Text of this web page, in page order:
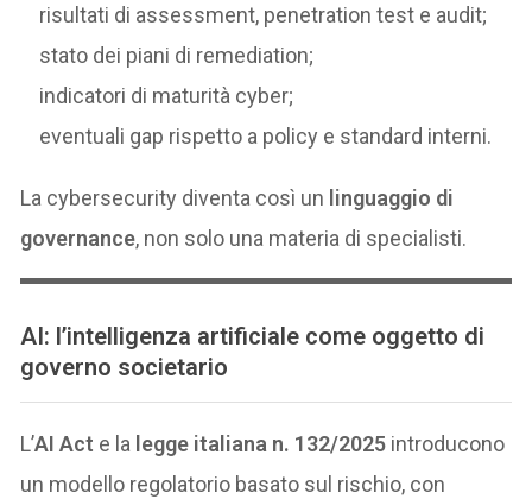
risultati di assessment, penetration test e audit;
stato dei piani di remediation;
indicatori di maturità cyber;
eventuali gap rispetto a policy e standard interni.
La cybersecurity diventa così un linguaggio di
governance, non solo una materia di specialisti.
AI: l’intelligenza artificiale come oggetto di
governo societario
L’AI Act e la legge italiana n. 132/2025 introducono
un modello regolatorio basato sul rischio, con